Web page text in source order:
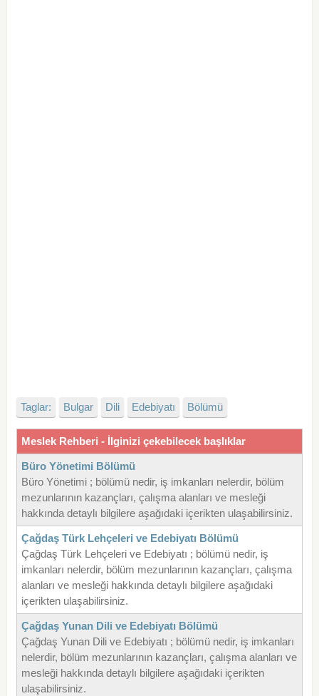
Taglar: Bulgar Dili Edebiyatı Bölümü
Meslek Rehberi - İlginizi çekebilecek başlıklar
Büro Yönetimi Bölümü
Büro Yönetimi ; bölümü nedir, iş imkanları nelerdir, bölüm
mezunlarının kazançları, çalışma alanları ve mesleği
hakkında detaylı bilgilere aşağıdaki içerikten ulaşabilirsiniz.
Çağdaş Türk Lehçeleri ve Edebiyatı Bölümü
Çağdaş Türk Lehçeleri ve Edebiyatı ; bölümü nedir, iş
imkanları nelerdir, bölüm mezunlarının kazançları, çalışma
alanları ve mesleği hakkında detaylı bilgilere aşağıdaki
içerikten ulaşabilirsiniz.
Çağdaş Yunan Dili ve Edebiyatı Bölümü
Çağdaş Yunan Dili ve Edebiyatı ; bölümü nedir, iş imkanları
nelerdir, bölüm mezunlarının kazançları, çalışma alanları ve
mesleği hakkında detaylı bilgilere aşağıdaki içerikten
ulaşabilirsiniz.